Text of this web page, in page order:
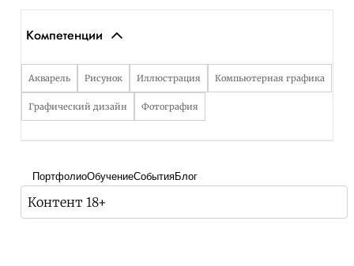
Компетенции
Акварель Рисунок Иллюстрация Компьютерная графика
Графический дизайн Фотография
ПортфолиоОбучениеСобытияБлог
Контент 18+